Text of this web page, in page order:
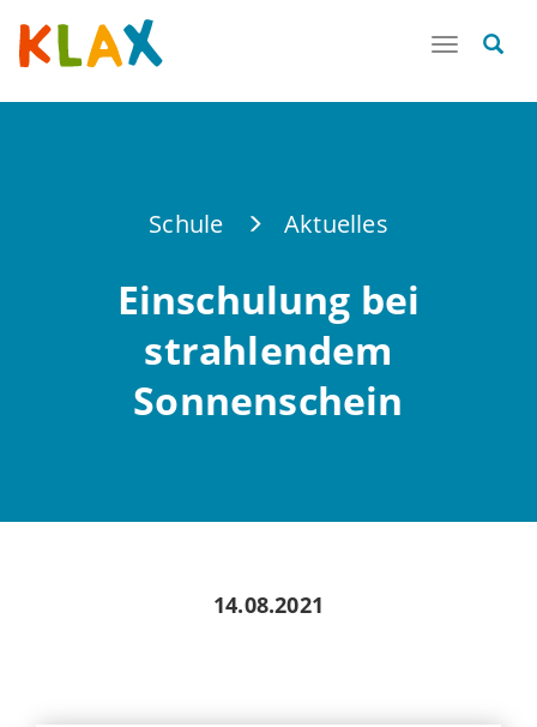
Toggle
Schule Aktuelles
Einschulung bei
strahlendem
Sonnenschein
14.08.2021